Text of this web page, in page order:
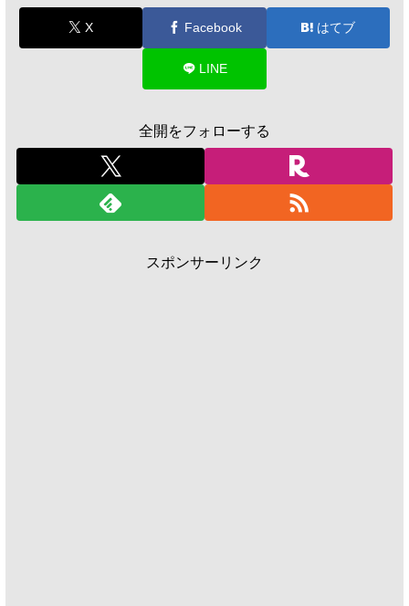
X Facebook はてブ
LINE
全開をフォローする
スポンサーリンク